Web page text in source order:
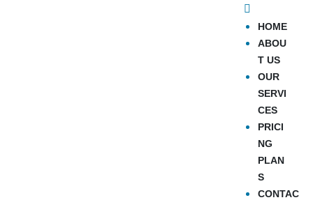
HOME
ABOU
T US
OUR
SERVI
CES
PRICI
NG
PLAN
S
CONTAC